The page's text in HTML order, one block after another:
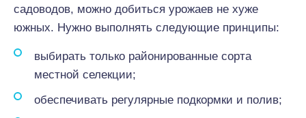
садоводов, можно добиться урожаев не хуже
южных. Нужно выполнять следующие принципы:
выбирать только районированные сорта
местной селекции;
обеспечивать регулярные подкормки и полив;